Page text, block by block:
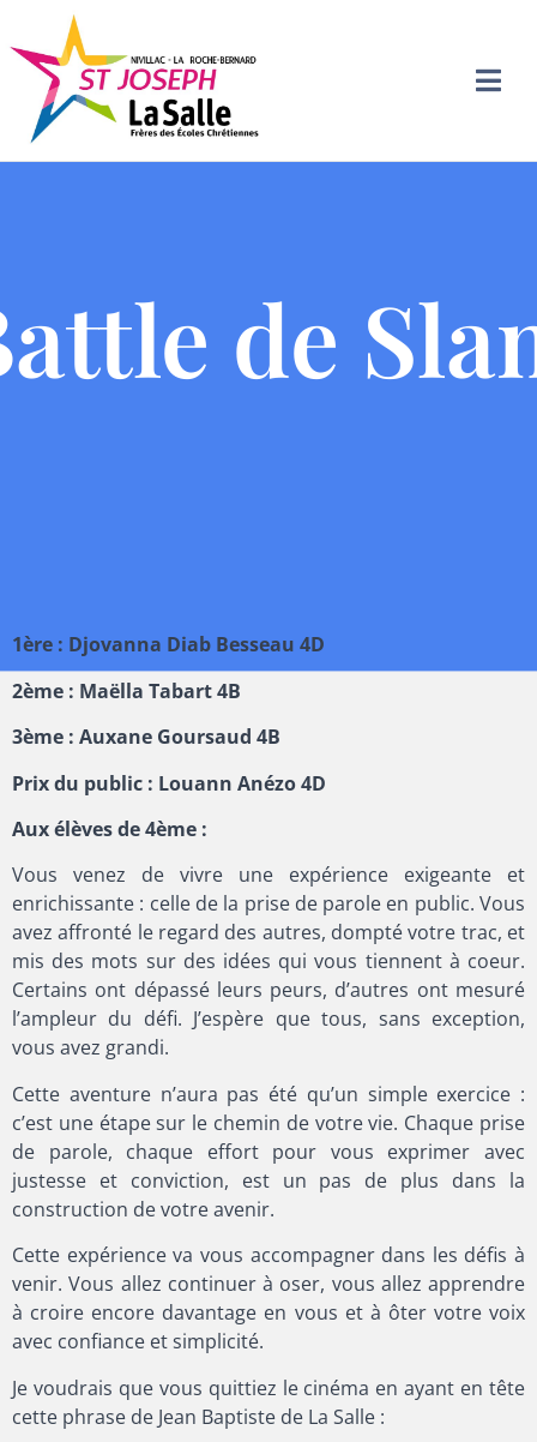
de
1ère : Djovanna Diab Besseau 4D
2ème : Maëlla Tabart 4B
3ème : Auxane Goursaud 4B
Prix du public : Louann Anézo 4D
Aux élèves de 4ème :
Vous venez de vivre une expérience exigeante et
enrichissante : celle de la prise de parole en public. Vous
avez affronté le regard des autres, dompté votre trac, et
mis des mots sur des idées qui vous tiennent à coeur.
Certains ont dépassé leurs peurs, d’autres ont mesuré
l’ampleur du défi. J’espère que tous, sans exception,
vous avez grandi.
Cette aventure n’aura pas été qu’un simple exercice :
c’est une étape sur le chemin de votre vie. Chaque prise
de parole, chaque effort pour vous exprimer avec
justesse et conviction, est un pas de plus dans la
construction de votre avenir.
Cette expérience va vous accompagner dans les défis à
venir. Vous allez continuer à oser, vous allez apprendre
à croire encore davantage en vous et à ôter votre voix
avec confiance et simplicité.
Je voudrais que vous quittiez le cinéma en ayant en tête
cette phrase de Jean Baptiste de La Salle :